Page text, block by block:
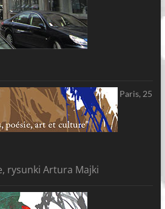
Paris, 25
rysunki Artura Majki